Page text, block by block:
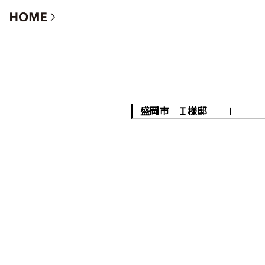
盛岡市 Ｉ様邸 Ⅰ
盛岡市 Ｉ様邸 Ⅰ